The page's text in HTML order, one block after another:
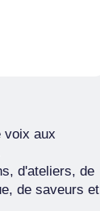
voix aux
d'ateliers, de
de saveurs et